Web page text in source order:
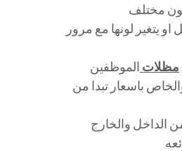
او يتغير لونها مع مرور
مظلات الموظفين
باسعار تبدا من
الداخل والخارج